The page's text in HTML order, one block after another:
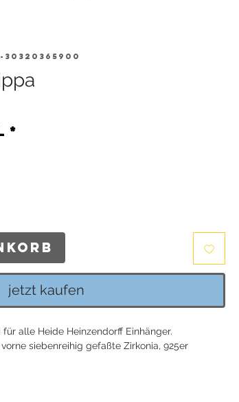
*
jetzt kaufen
alle Heide Heinzendorff Einhänger.
siebenreihig gefaßte Zirkonia, 925er